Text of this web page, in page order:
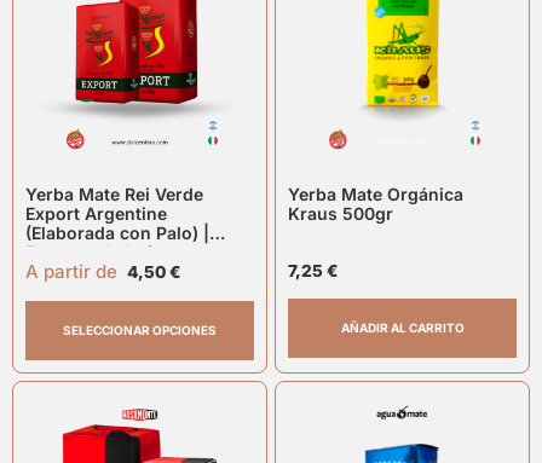
Yerba Mate Rei Verde
Export Argentine
(Elaborada con Palo) |
Formato de hojas gruesas
y sabor encorpado
A partir de 4,50€
SELECCIONAR OPCIONES
Yerba Mate Orgánica
Kraus 500gr
7,25 €
AÑADIR AL CARRITO